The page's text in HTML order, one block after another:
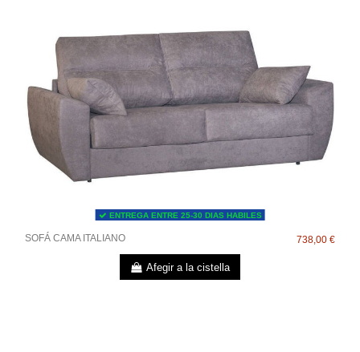
ENTREGA ENTRE 25-30 DIAS HABILES
SOFÁ CAMA ITALIANO 738,00 €
Afegir a la cistella